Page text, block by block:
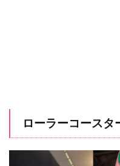
ローラーコースタ